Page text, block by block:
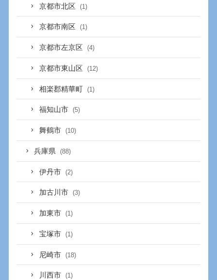
京都市北区 (1)
京都市南区 (1)
京都市左京区 (4)
京都市東山区 (12)
相楽郡精華町 (1)
福知山市 (5)
舞鶴市 (10)
兵庫県 (88)
伊丹市 (2)
加古川市 (3)
加東市 (1)
宝塚市 (1)
尼崎市 (18)
川西市 (1)